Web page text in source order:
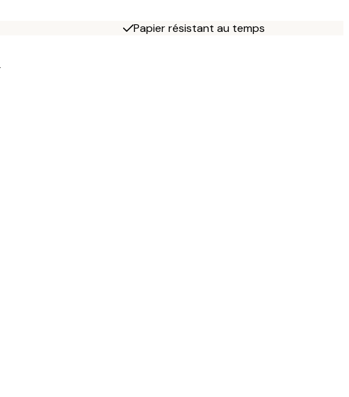
Papier résistant au temps